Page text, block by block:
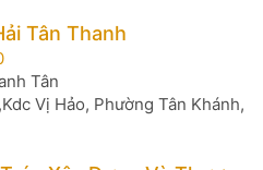
Tân Thanh
Tân
Vị Hảo, Phường Tân Khánh,